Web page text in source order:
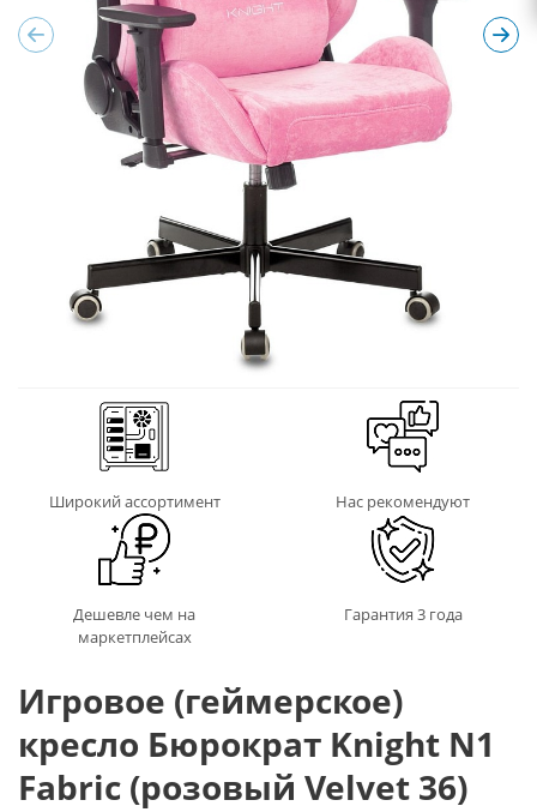
Широкий ассортимент Нас рекомендуют
Дешевле чем на
маркетплейсах
Гарантия 3 года
Игровое (геймерское)
кресло Бюрократ Knight N1
Fabric (розовый Velvet 36)